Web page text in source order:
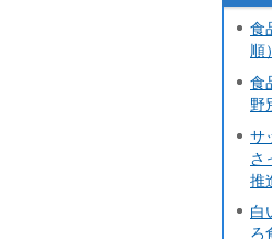
食
順）
食
野
サ
さ
推
白
ろ